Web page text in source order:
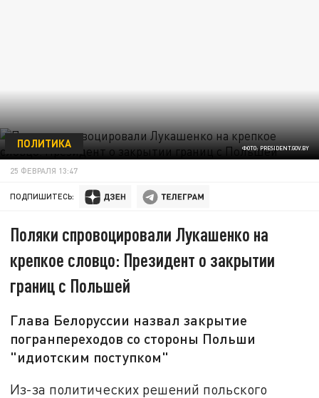
ФОТО: PRESIDENT.GOV.BY
ПОЛИТИКА
25 ФЕВРАЛЯ 13:47
ПОДПИШИТЕСЬ:
Поляки спровоцировали Лукашенко на
крепкое словцо: Президент о закрытии
границ с Польшей
Глава Белоруссии назвал закрытие
погранпереходов со стороны Польши
"идиотским поступком"
Из-за политических решений польского